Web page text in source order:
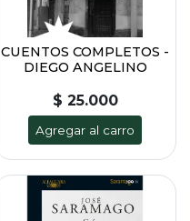
CUENTOS COMPLETOS -
DIEGO ANGELINO
$ 25.000
Agregar al carro